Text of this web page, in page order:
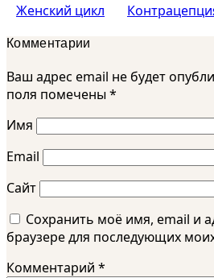
Женский цикл
Комментарии
Ваш адрес email не будет
поля помечены*
Имя
Email
Сайт
Сохранить моё имя, email и
браузере для последующих
Комментарий *